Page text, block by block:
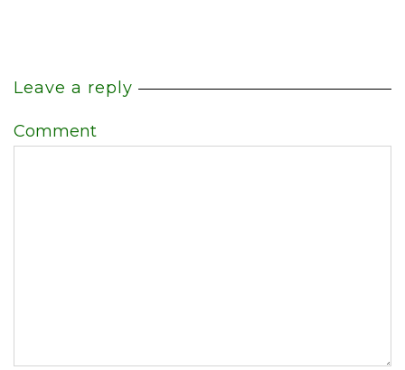
Leave a reply
Comment